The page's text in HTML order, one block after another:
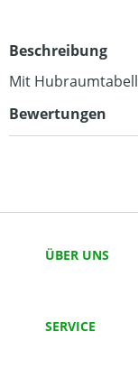
Beschreibung
Mit
Bewertungen
ÜBER UNS
SERVICE